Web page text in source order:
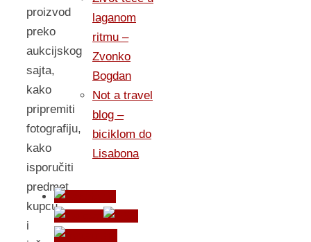
proizvod
preko
aukcijskog
sajta,
kako
pripremiti
fotografiju,
kako
isporučiti
predmet
kupcu,
i
laganom
ritmu –
Zvonko
Bogdan
Not a travel
blog –
biciklom do
Lisabona